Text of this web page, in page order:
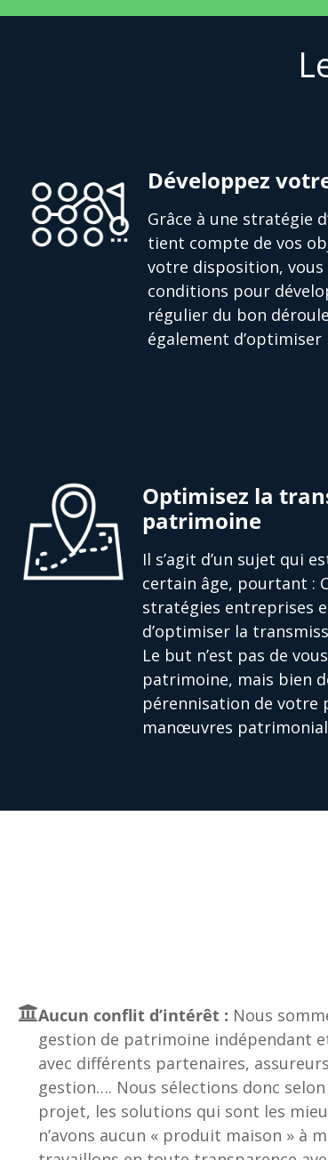
Développez
Grâce à une stratégie
tient compte de vos
votre disposition, vous
conditions pour
régulier du bon
également d’optimiser
Optimisez la
patrimoine
Il s’agit d’un sujet qui
certain âge, pourtant :
stratégies entreprises
d’optimiser la
Le but n’est pas de
patrimoine, mais bien
pérennisation de votre
manœuvres
Aucun conflit d’intérêt : Nous
gestion de patrimoine indépendant
avec différents partenaires,
gestion…. Nous sélections donc
projet, les solutions qui sont les
n’avons aucun « produit maison » à